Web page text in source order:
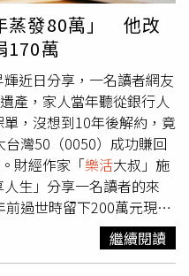
平凡不過的日常，只要加
意想不到的快樂。品牌源
「重複的日常，難道就
wiggle 將大膽鮮豔的配
原創 IP，融入每一件生
充滿笑容與驚喜的生活空
月2日，在 台中勤美誠品
夏日小屋（Summer
色彩與生活感的居家空
的大門，走進 wiggle
玩心與驚喜的空間裡，重
首間快閃店開幕，wiggle
品享 85 折優惠。7/31-
蒸發80萬」 他改
170萬
近日分享，一名讀者網友
產，家人當年聽從銀行人
，沒想到10年後解約，竟
灣50（0050）成功賺回
財經作家「樂活大叔」施
人生」分享一名讀者的來
過世時留下200萬元現
議，用他的名義購買投資
，他實際領回96萬5795
萬7667元，總金額只有
繼續閱讀